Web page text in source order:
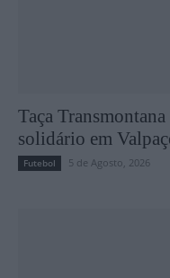
Taça
solidário em
Futebol 5 de Agosto, 2026